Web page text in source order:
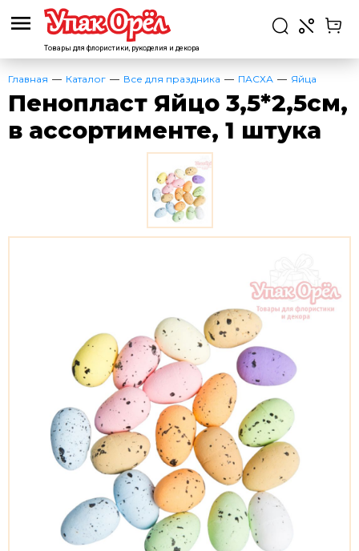
Товары для флористики, рукоделия и декора
Главная Каталог Все для праздника ПАСХА Яйца
Пенопласт Яйцо 3,5*2,5см,
в ассортименте, 1 штука